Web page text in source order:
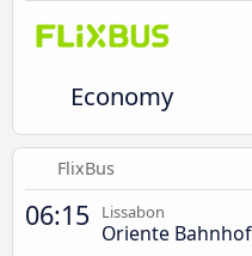
Economy
FlixBus
06:15 Lissabon
Oriente Bahnhof